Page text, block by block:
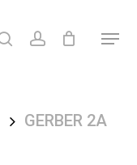
searchaccount Menu
GERBER 2A
Close